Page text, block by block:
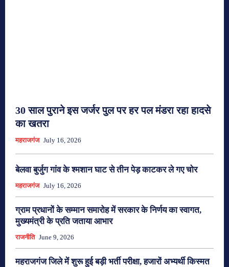
30 साल पुराने इस जर्जर पुल पर हर पल मंडरा रहा हादसे
का खतरा
महराजगंज July 16, 2026
बेलवा बुर्जुग गांव के श्मशान घाट से तीन पेड़ काटकर ले गए चोर
महराजगंज July 16, 2026
ग्राम प्रधानों के सम्मान समारोह में सरकार के निर्णय का स्वागत,
मुख्यमंत्री के प्रति जताया आभार
राजनीति June 9, 2026
महराजगंज जिले में शुरू हुई बड़ी भर्ती परीक्षा, हजारों अभ्यर्थी किस्मत